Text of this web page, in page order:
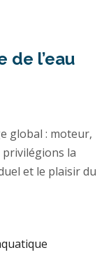
de l’eau
global : moteur,
la
et le plaisir du